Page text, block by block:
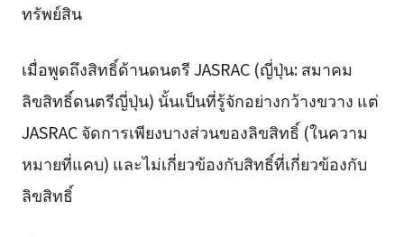
ทรัพย์สิน
เมื่อพูดถึงสิทธิ์ด้านดนตรี JASRAC (ญี่ปุ่น: สมาคม
ลิขสิทธิ์ดนตรีญี่ปุ่น) นั้นเป็นที่รู้จักอย่างกว้างขวาง แต่
JASRAC จัดการเพียงบางส่วนของลิขสิทธิ์ (ในความ
หมายที่แคบ) และไม่เกี่ยวข้องกับสิทธิ์ที่เกี่ยวข้องกับ
ลิขสิทธิ์